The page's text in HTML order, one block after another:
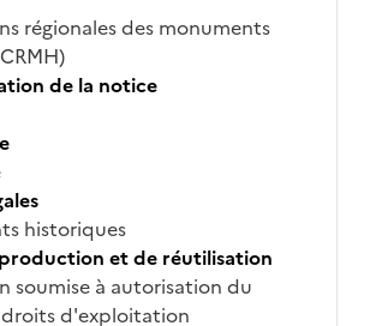
régionales des monuments
de la notice
historiques
et de réutilisation
soumise à autorisation du
d'exploitation